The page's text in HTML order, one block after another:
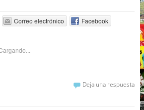
Correo electrónico
Facebook
Deja una respuesta